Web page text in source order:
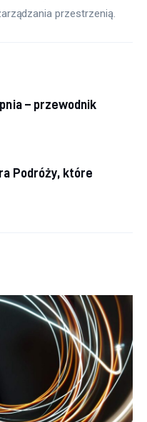
przestrzenią.
– przewodnik
Podróży, które